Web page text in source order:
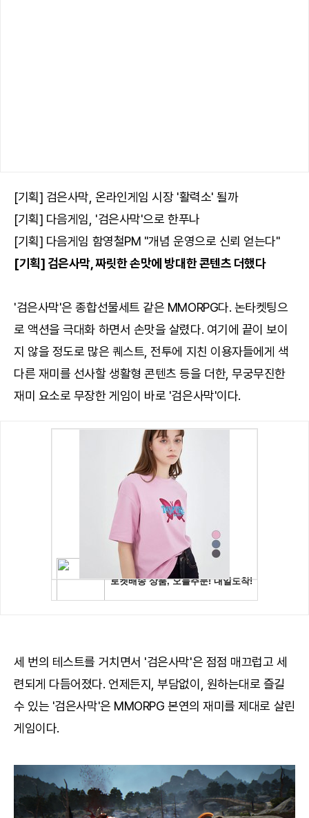
[기획] 검은사막, 온라인게임 시장 '활력소' 될까
[기획] 다음게임, '검은사막'으로 한푸나
[기획] 다음게임 함영철PM "개념 운영으로 신뢰 얻는다"
[기획] 검은사막, 짜릿한 손맛에 방대한 콘텐츠 더했다
'검은사막'은 종합선물세트 같은 MMORPG다. 논타켓팅으
로 액션을 극대화 하면서 손맛을 살렸다. 여기에 끝이 보이
지 않을 정도로 많은 퀘스트, 전투에 지친 이용자들에게 색
다른 재미를 선사할 생활형 콘텐츠 등을 더한, 무궁무진한
재미 요소로 무장한 게임이 바로 '검은사막'이다.
세 번의 테스트를 거치면서 '검은사막'은 점점 매끄럽고 세
련되게 다듬어졌다. 언제든지, 부담없이, 원하는대로 즐길
수 있는 '검은사막'은 MMORPG 본연의 재미를 제대로 살린
게임이다.